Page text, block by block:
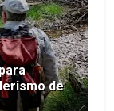
de